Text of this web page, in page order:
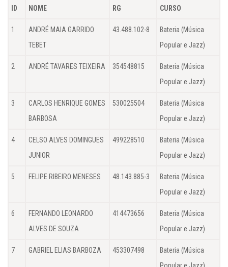
ID NOME RG CURSO
1
ANDRÉ MAIA GARRIDO
TEBET
43.488.102-8
Bateria (Música
Popular e Jazz)
2 ANDRÉ TAVARES TEIXEIRA 354548815
Bateria (Música
Popular e Jazz)
3
CARLOS HENRIQUE GOMES
BARBOSA
530025504
Bateria (Música
Popular e Jazz)
4
CELSO ALVES DOMINGUES
JUNIOR
499228510
Bateria (Música
Popular e Jazz)
5 FELIPE RIBEIRO MENESES 48.143.885-3
Bateria (Música
Popular e Jazz)
6
FERNANDO LEONARDO
ALVES DE SOUZA
414473656
Bateria (Música
Popular e Jazz)
7 GABRIEL ELIAS BARBOZA 453307498
Bateria (Música